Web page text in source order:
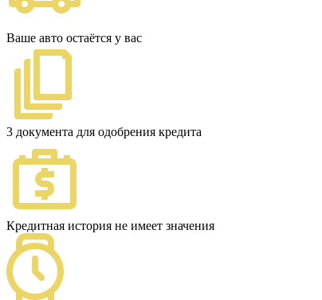
Ваше авто остаётся у вас
3 документа для одобрения кредита
Кредитная история не имеет значения